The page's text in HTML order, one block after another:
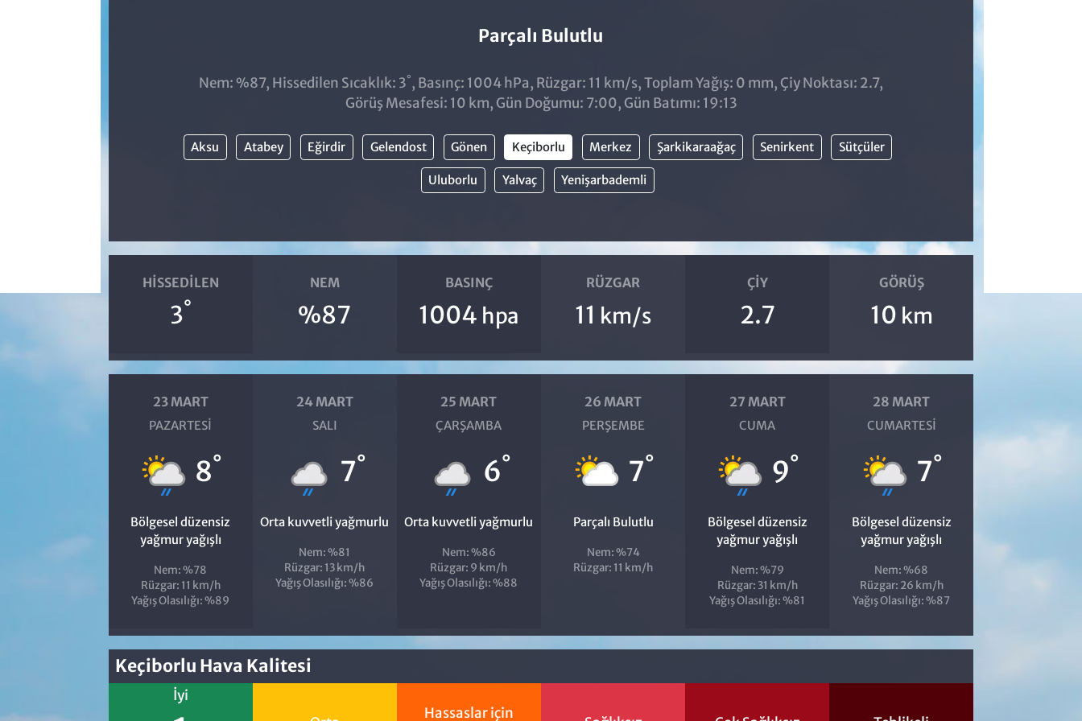
Parçalı Bulutlu
Nem: %87, Hissedilen Sıcaklık: 3°, Basınç: 1004 hPa, Rüzgar: 11 km/s, Toplam Yağış: 0 mm, Çiy Noktası: 2.7,
Görüş Mesafesi: 10 km, Gün Doğumu: 7:00, Gün Batımı: 19:13
Aksu Atabey Eğirdir Gelendost Gönen Keçiborlu Merkez Şarkikaraağaç Senirkent Sütçüler
Uluborlu Yalvaç Yenişarbademli
HISSEDILEN
3°
NEM
%87
BASINÇ
1004 hpa
RÜZGAR
11 km/s
ÇIY
2.7
GÖRÜŞ
10 km
23 MART
PAZARTESI
8°
Bölgesel düzensiz
yağmur yağışlı
Nem: %78
Rüzgar: 11 km/h
Yağış Olasılığı: %89
24 MART
SALI
7°
Orta kuvvetli yağmurlu
Nem: %81
Rüzgar: 13 km/h
Yağış Olasılığı: %86
25 MART
ÇARŞAMBA
6°
Orta kuvvetli yağmurlu
Nem: %86
Rüzgar: 9 km/h
Yağış Olasılığı: %88
26 MART
PERŞEMBE
7°
Parçalı Bulutlu
Nem: %74
Rüzgar: 11 km/h
27 MART
CUMA
9°
Bölgesel düzensiz
yağmur yağışlı
Nem: %79
Rüzgar: 31 km/h
Yağış Olasılığı: %81
28 MART
CUMARTESI
7°
Bölgesel düzensiz
yağmur yağışlı
Nem: %68
Rüzgar: 26 km/h
Yağış Olasılığı: %87
Keçiborlu Hava Kalitesi
İyi
Hassaslar için